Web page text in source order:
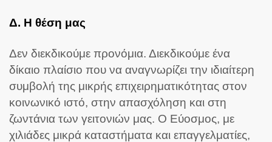
Δ. Η θέση μας
Δεν διεκδικούμε προνόμια. Διεκδικούμε ένα
δίκαιο πλαίσιο που να αναγνωρίζει την ιδιαίτερη
συμβολή της μικρής επιχειρηματικότητας στον
κοινωνικό ιστό, στην απασχόληση και στη
ζωντάνια των γειτονιών μας. Ο Εύοσμος, με
χιλιάδες μικρά καταστήματα και επαγγελματίες,